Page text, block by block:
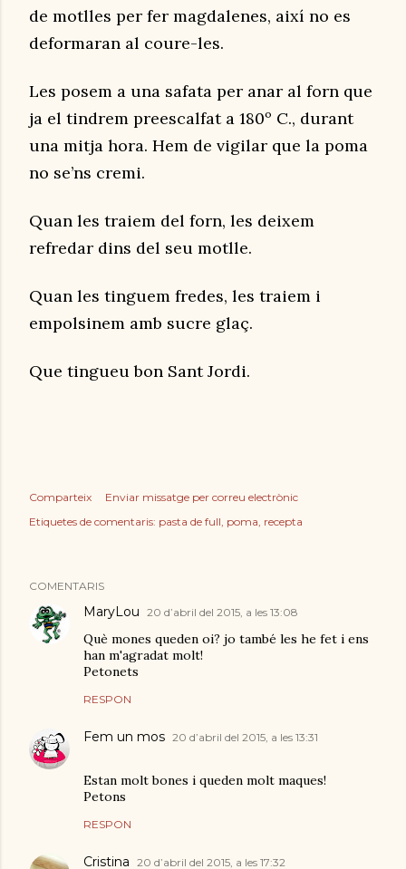
de motlles per fer magdalenes, així no es
deformaran al coure-les.
Les posem a una safata per anar al forn que
ja el tindrem preescalfat a 180º C., durant
una mitja hora. Hem de vigilar que la poma
no se’ns cremi.
Quan les traiem del forn, les deixem
refredar dins del seu motlle.
Quan les tinguem fredes, les traiem i
empolsinem amb sucre glaç.
Que tingueu bon Sant Jordi.
Comparteix
Enviar missatge per correu electrònic
Etiquetes de comentaris: pasta de full poma recepta
COMENTARIS
MaryLou 20 d’abril del 2015, a les 13:08
Què mones queden oi? jo també les he fet i ens
han m'agradat molt!
Petonets
RESPON
Fem un mos 20 d’abril del 2015, a les 13:31
Estan molt bones i queden molt maques!
Petons
RESPON
Cristina 20 d’abril del 2015, a les 17:32